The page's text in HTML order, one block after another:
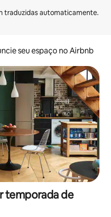
seu espaço no Airbnb
temporada de